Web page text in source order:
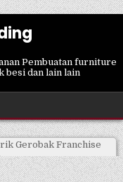
Pembuatan furniture
besi dan lain lain